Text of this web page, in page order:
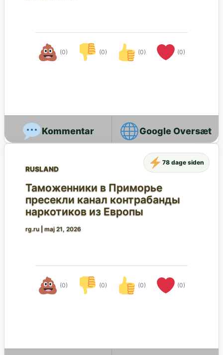
(0) (0) (0) (0)
Google Oversæt
RUSLAND
Таможенники в Приморье
пресекли канал контрабанды
наркотиков из Европы
rg.ru maj 21, 2026
(0) (0) (0) (0)
78 dage siden